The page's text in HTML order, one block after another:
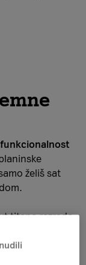
funkcionalnost
želiš sat
titana razreda
vojnim